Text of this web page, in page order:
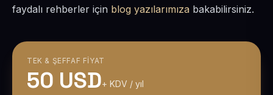
faydalı rehberler için blog yazılarımıza bakabilirsiniz.
TEK & ŞEFFAF FIYAT
50 USD+ KDV / yıl